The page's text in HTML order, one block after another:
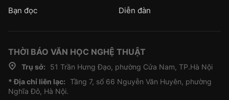
Bạn đọc
Diễn đàn
THỜI BÁO VĂN HỌC NGHỆ THUẬT
Trụ sở:
51 Trần Hưng Đạo, phường Cửa Nam, TP.Hà Nội
* Địa chỉ liên lạc: Tầng 7, số 66 Nguyễn Văn Huyên, phường
Nghĩa Đô, Hà Nội.